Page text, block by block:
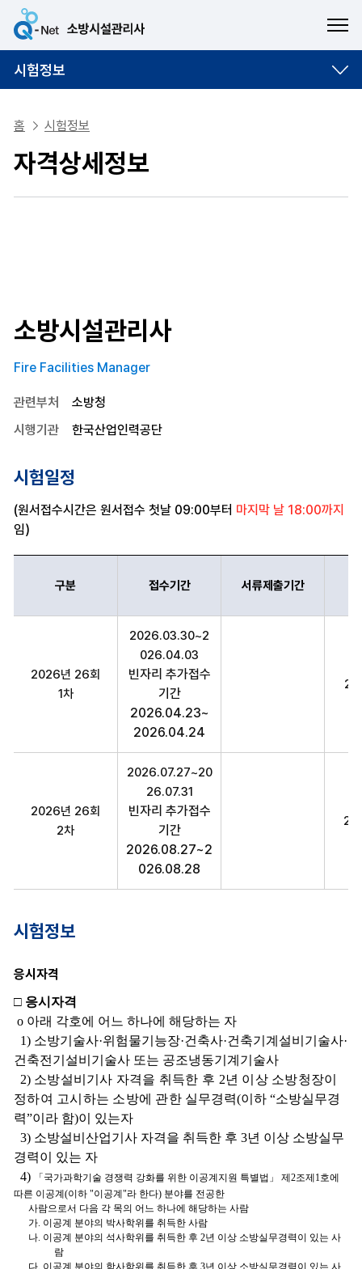
시험정보
홈 시험정보
자격상세정보
소방시설관리사
Fire Facilities Manager
관련부처
소방청
시행기관
한국산업인력공단
시험일정
(원서접수시간은 원서접수 첫날 09:00부터 마지막 날 18:00까지
임)
구분 접수기간 서류제출기간
2026년 26회
1차
2026.03.30~2
026.04.03
빈자리 추가접수
기간
2026.04.23~
2026.04.24
2026년 26회
2차
2026.07.27~20
26.07.31
빈자리 추가접수
기간
2026.08.27~2
026.08.28
시험정보
응시자격